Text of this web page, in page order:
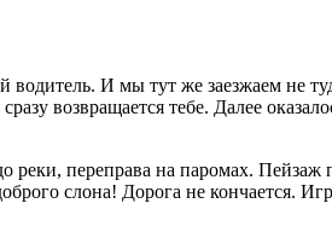
И мы тут же заезжаем не
тебе. Далее
переправа на паромах.
слона! Дорога не кончается.